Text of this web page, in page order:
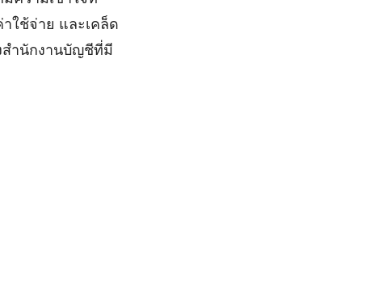
ใช้จ่าย และเคล็ด
สำนักงานบัญชีที่มี